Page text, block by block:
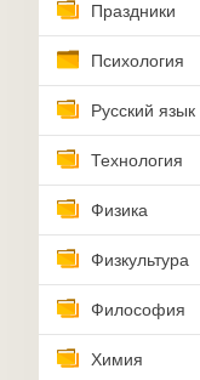
Праздники
Психология
Русский язык
Технология
Физика
Физкультура
Философия
Химия